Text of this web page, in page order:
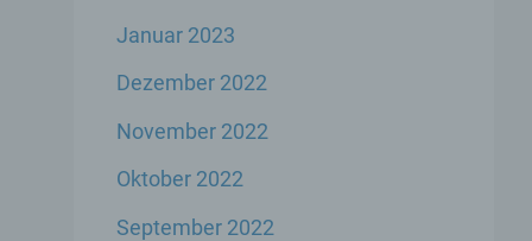
Januar 2023
Dezember 2022
November 2022
Oktober 2022
September 2022